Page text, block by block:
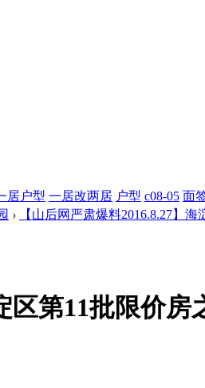
居户型 一居改两居 户型 c08-05 面
›
【山后网严肃爆料2016.8.27】
区第11批限价